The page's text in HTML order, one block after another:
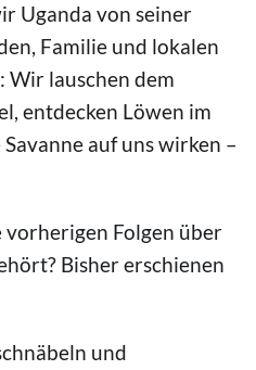
Uganda von seiner
Familie und lokalen
Wir lauschen dem
entdecken Löwen im
auf uns wirken –
vorherigen Folgen über
Bisher erschienen
und